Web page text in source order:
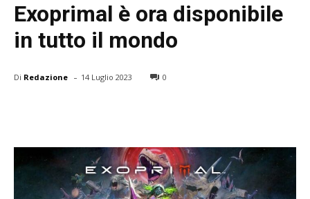
Exoprimal è ora disponibile
in tutto il mondo
Di Redazione - 14 Luglio 2023 0